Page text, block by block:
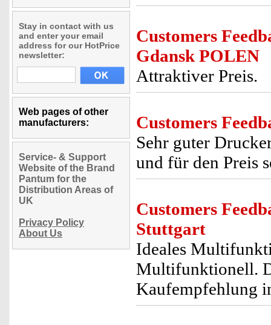
Stay in contact with us
and enter your email
address for our HotPrice
newsletter:
Web pages of other
manufacturers:
Service- & Support
Website of the Brand
Pantum for the
Distribution Areas of
UK
Privacy Policy
About Us
Customers
Gdansk POLEN
Attraktiver Preis.
Customers
Sehr guter
und für den Preis
Customers
Stuttgart
Ideales
Multifunktionell.
Kaufempfehlung